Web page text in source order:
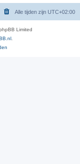
Alle tijden zijn UTC+02:00
Limited